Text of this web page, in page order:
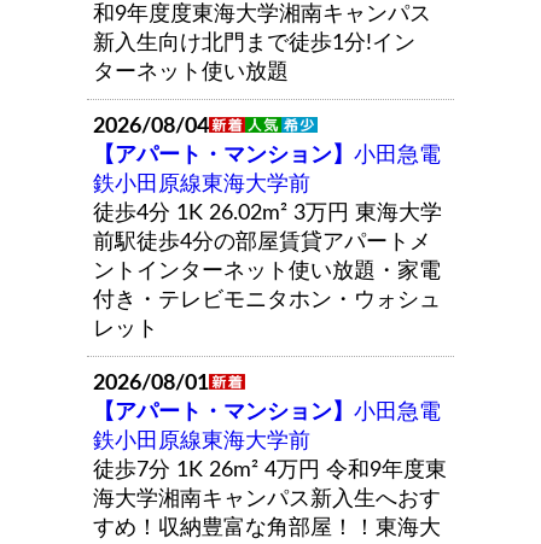
和9年度度東海大学湘南キャンパス
新入生向け北門まで徒歩1分!イン
ターネット使い放題
2026/08/04
【アパート・マンション】 小田急電
鉄小田原線東海大学前
徒歩4分 1K 26.02m² 3万円 東海大学
前駅徒歩4分の部屋賃貸アパートメ
ントインターネット使い放題・家電
付き・テレビモニタホン・ウォシュ
レット
2026/08/01
【アパート・マンション】 小田急電
鉄小田原線東海大学前
徒歩7分 1K 26m² 4万円 令和9年度東
海大学湘南キャンパス新入生へおす
すめ！収納豊富な角部屋！！東海大